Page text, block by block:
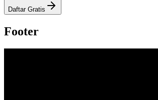
Daftar Gratis
Footer